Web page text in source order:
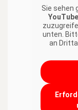
Sie sehen
YouTube
unten.
an